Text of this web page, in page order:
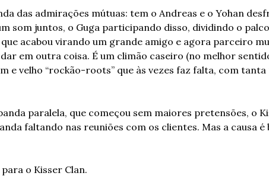
das admirações mútuas: tem o Andreas e o Yohan
som juntos, o Guga participando disso, dividindo o
acabou virando um grande amigo e agora parceiro
em outra coisa. É um climão caseiro (no melhor
e velho “rockão-roots” que às vezes faz falta, com
paralela, que começou sem maiores pretensões, o
faltando nas reuniões com os clientes. Mas a causa é
o Kisser Clan.